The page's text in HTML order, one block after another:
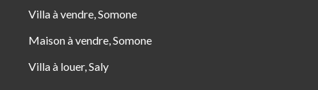
Villa à vendre, Somone
Maison à vendre, Somone
Villa à louer, Saly